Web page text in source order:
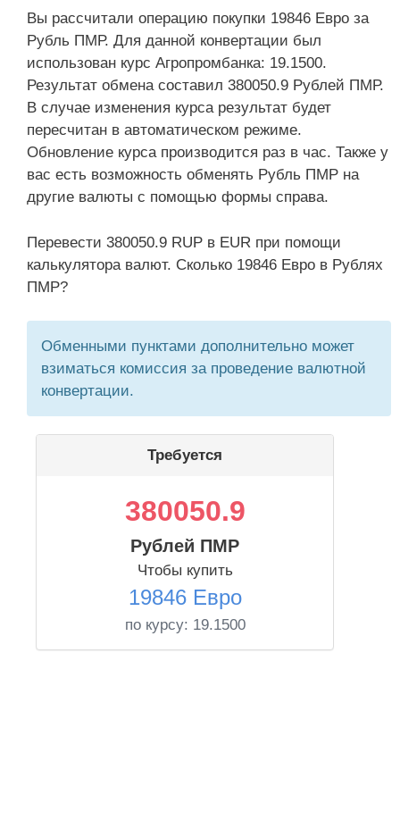
Вы рассчитали операцию покупки 19846 Евро за
Рубль ПМР. Для данной конвертации был
использован курс Агропромбанка: 19.1500.
Результат обмена составил 380050.9 Рублей ПМР.
В случае изменения курса результат будет
пересчитан в автоматическом режиме.
Обновление курса производится раз в час. Также у
вас есть возможность обменять Рубль ПМР на
другие валюты с помощью формы справа.
Перевести 380050.9 RUP в EUR при помощи
калькулятора валют. Сколько 19846 Евро в Рублях
ПМР?
Обменными пунктами дополнительно может
взиматься комиссия за проведение валютной
конвертации.
Требуется
380050.9
Рублей ПМР
Чтобы купить
19846 Евро
по курсу: 19.1500